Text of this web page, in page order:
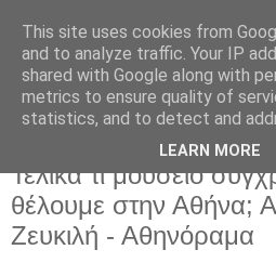
Πέμπτη 1 Φεβρουαρίου 2018
Τελικά τι μουσείο
θέλουμε στην Αθήνα;
Ζευκιλή - Αθηνόραμα
This site uses cookies from
and to analyze traffic. Your IP
shared with Google along with
metrics to ensure quality of
statistics, and to detect and
LEARN MORE